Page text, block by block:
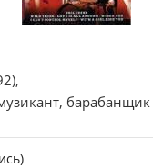
барабанщик